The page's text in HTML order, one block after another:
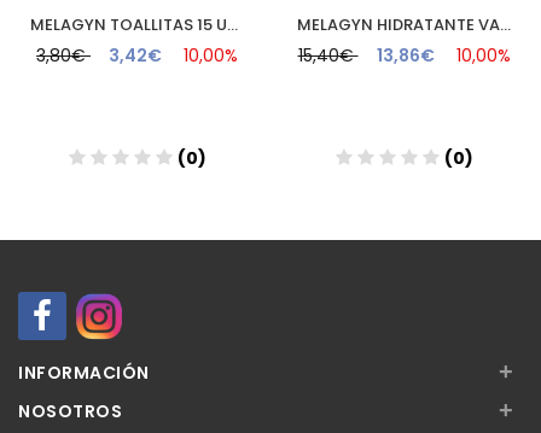
MELAGYN TOALLITAS 15 UNIDADES FLOW PACK
3,80€ 3,42€ 10,00%
(0)
MELAGYN HIDRATANTE VAGINAL TUBO GEL + APLICADOR
15,40€ 13,86€ 10,00%
(0)
INFORMACIÓN +
NOSOTROS +